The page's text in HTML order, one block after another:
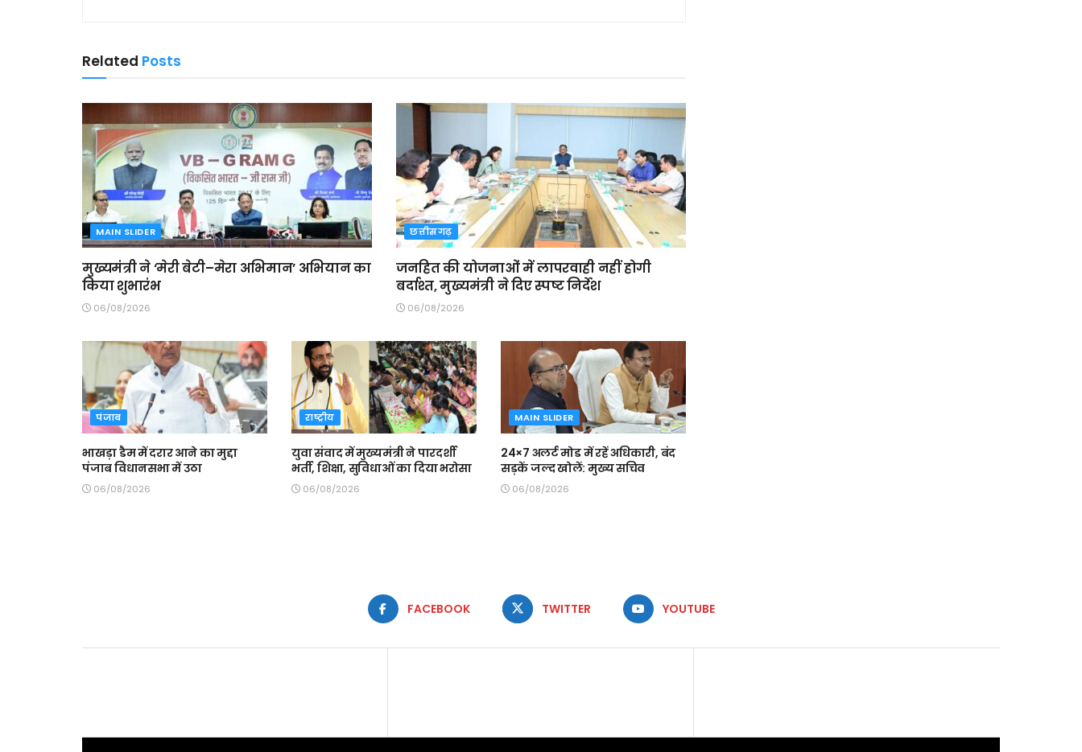
Related Posts
MAIN SLIDER
मुख्यमंत्री ने ‘मेरी बेटी–मेरा अभिमान’ अभियान का
किया शुभारंभ
06/08/2026
छत्तीसगढ़
जनहित की योजनाओं में लापरवाही नहीं होगी
बर्दाश्त, मुख्यमंत्री ने दिए स्पष्ट निर्देश
06/08/2026
पंजाब
भाखड़ा डैम में दरार आने का मुद्दा
पंजाब विधानसभा में उठा
06/08/2026
राष्ट्रीय
युवा संवाद में मुख्यमंत्री ने पारदर्शी
भर्ती, शिक्षा, सुविधाओं का दिया भरोसा
06/08/2026
MAIN SLIDER
24×7 अलर्ट मोड में रहें अधिकारी, बंद
सड़कें जल्द खोलें: मुख्य सचिव
06/08/2026
FACEBOOK TWITTER YOUTUBE